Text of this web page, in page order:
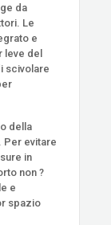
da
Le
e
leve del
scivolare
della
Per evitare
in
non ?
e
spazio